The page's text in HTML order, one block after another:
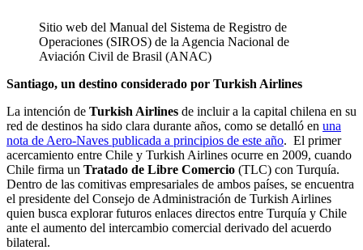
Sitio web del Manual del Sistema de Registro de
Operaciones (SIROS) de la Agencia Nacional de
Aviación Civil de Brasil (ANAC)
Santiago, un destino considerado por Turkish Airlines
La intención de Turkish Airlines de incluir a la capital chilena en su
red de destinos ha sido clara durante años, como se detalló en una
nota de Aero-Naves publicada a principios de este año. El primer
acercamiento entre Chile y Turkish Airlines ocurre en 2009, cuando
Chile firma un Tratado de Libre Comercio (TLC) con Turquía.
Dentro de las comitivas empresariales de ambos países, se encuentra
el presidente del Consejo de Administración de Turkish Airlines
quien busca explorar futuros enlaces directos entre Turquía y Chile
ante el aumento del intercambio comercial derivado del acuerdo
bilateral.